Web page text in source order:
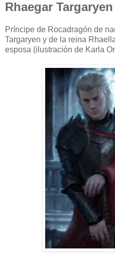
Rhaegar Targaryen
Príncipe de Rocadragón de
Targaryen y de la reina
esposa (ilustración de Karla